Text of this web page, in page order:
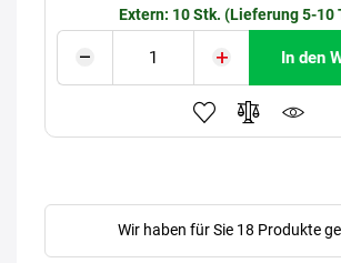
Extern: 10 Stk. (Lieferung 5-10
In den
Wir haben für Sie 18 Produkte